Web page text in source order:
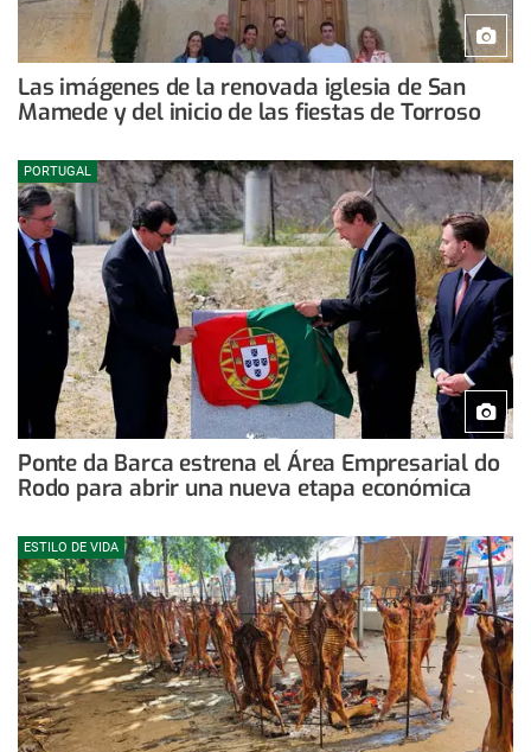
Las imágenes de la renovada iglesia de San
Mamede y del inicio de las fiestas de Torroso
PORTUGAL
Ponte da Barca estrena el Área Empresarial do
Rodo para abrir una nueva etapa económica
ESTILO DE VIDA